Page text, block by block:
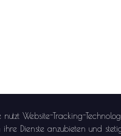
nutzt Website-Tracking-
ihre Dienste anzubieten und